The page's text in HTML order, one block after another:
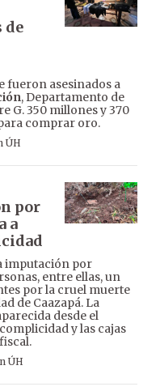
de
fueron asesinados a
, Departamento de
G. 350 millones y 370
comprar oro.
ÚH
por
a
imputación por
entre ellas, un
por la cruel muerte
de Caazapá. La
desde el
y las cajas
ÚH